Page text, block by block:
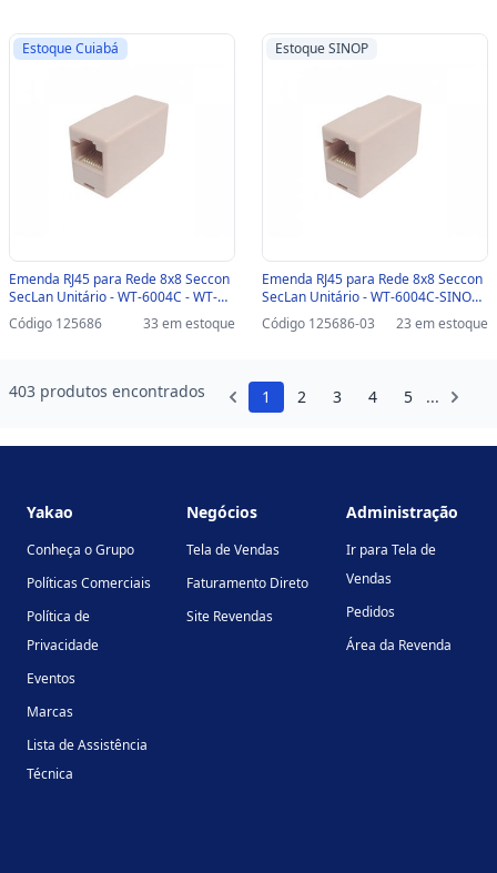
Estoque Cuiabá
Emenda RJ45 para Rede 8x8 Seccon
SecLan Unitário - WT-6004C - WT-
6004C
Código 125686 33 em estoque
Estoque SINOP
Emenda RJ45 para Rede 8x8 Seccon
SecLan Unitário - WT-6004C-SINOP-
03 - WT-6004C
Código 125686-03 23 em estoque
403 produtos encontrados 1 2 3 4 5 ...
Yakao
Conheça o Grupo
Políticas Comerciais
Política de
Privacidade
Eventos
Marcas
Lista de Assistência
Técnica
Negócios
Tela de Vendas
Faturamento Direto
Site Revendas
Administração
Ir para Tela de
Vendas
Pedidos
Área da Revenda